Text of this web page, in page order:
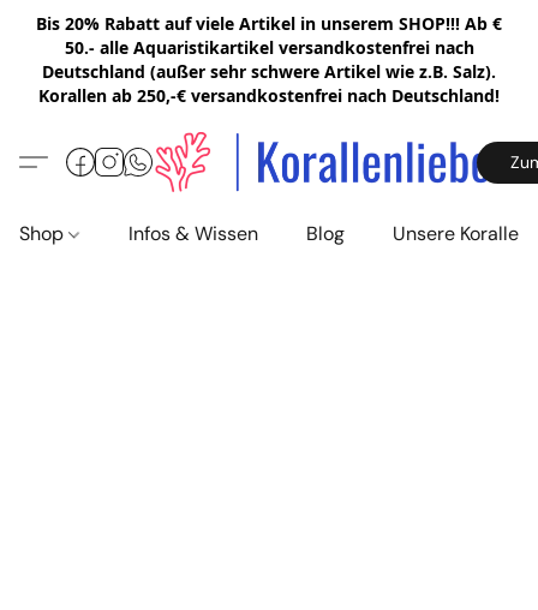
Bis 20% Rabatt auf viele Artikel in unserem SHOP!!! Ab €
50.- alle Aquaristikartikel versandkostenfrei nach
Deutschland (außer sehr schwere Artikel wie z.B. Salz).
Korallen ab 250,-€ versandkostenfrei nach Deutschland!
Shop Infos & Wissen Blog Unsere Korallen